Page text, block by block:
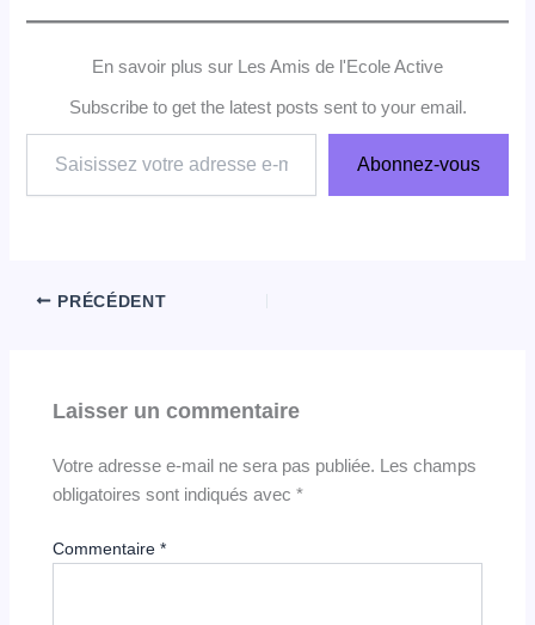
En savoir plus sur Les Amis de l'Ecole Active
Subscribe to get the latest posts sent to your email.
votre
adresse
Abonnez-vous
PRÉCÉDENT
Laisser un commentaire
Votre adresse e-mail ne sera pas publiée. Les champs
obligatoires sont indiqués avec*
Commentaire*